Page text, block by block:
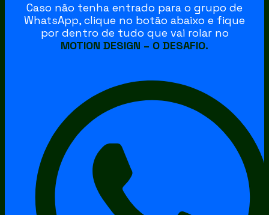
Caso não tenha entrado para o grupo de
WhatsApp, clique no botão abaixo e fique
por dentro de tudo que vai rolar no
MOTION DESIGN – O DESAFIO.